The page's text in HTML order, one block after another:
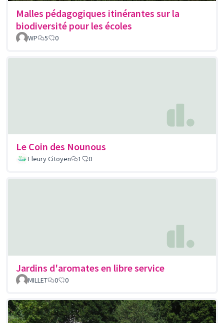
Malles pédagogiques itinérantes sur la
biodiversité pour les écoles
WP 5 0
Le Coin des Nounous
Fleury Citoyen 1 0
Jardins d'aromates en libre service
MILLET 0 0